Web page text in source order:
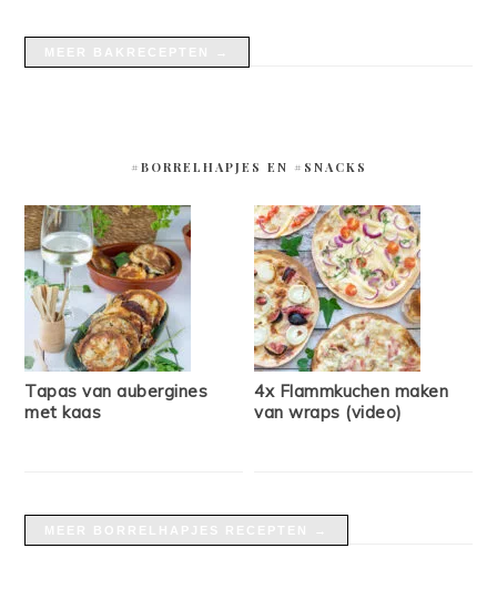
#BORRELHAPJES EN #SNACKS
Tapas van aubergines
met kaas
4x Flammkuchen maken
van wraps (video)